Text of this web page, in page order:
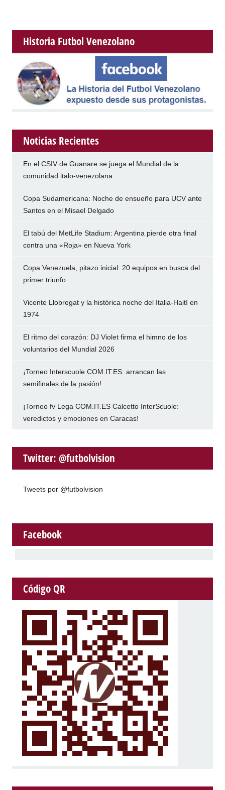
Historia Futbol Venezolano
Noticias Recientes
En el CSIV de Guanare se juega el Mundial de la
comunidad italo-venezolana
Copa Sudamericana: Noche de ensueño para UCV ante
Santos en el Misael Delgado
El tabú del MetLife Stadium: Argentina pierde otra final
contra una «Roja» en Nueva York
Copa Venezuela, pitazo inicial: 20 equipos en busca del
primer triunfo
Vicente Llobregat y la histórica noche del Italia-Haití en
1974
El ritmo del corazón: DJ Violet firma el himno de los
voluntarios del Mundial 2026
¡Torneo Interscuole COM.IT.ES: arrancan las
semifinales de la pasión!
¡Torneo fv Lega COM.IT.ES Calcetto InterScuole:
veredictos y emociones en Caracas!
Twitter: @futbolvision
Tweets por @futbolvision
Facebook
Código QR